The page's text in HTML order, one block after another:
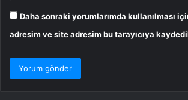
Daha sonraki yorumlarımda kullanılması
adresim ve site adresim bu tarayıcıya